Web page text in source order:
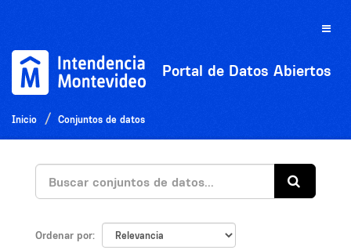
Toggle
Portal de Datos Abiertos
Inicio Conjuntos de datos
Ordenar por